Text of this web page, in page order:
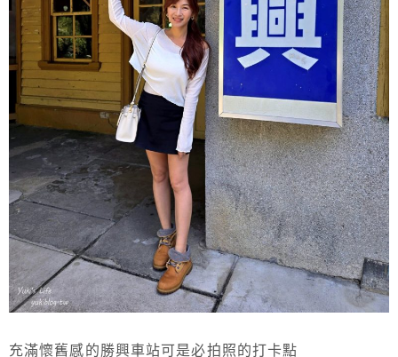
充滿懷舊感的勝興車站可是必拍照的打卡點